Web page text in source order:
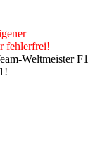
fehlerfrei!
Weltmeister F1